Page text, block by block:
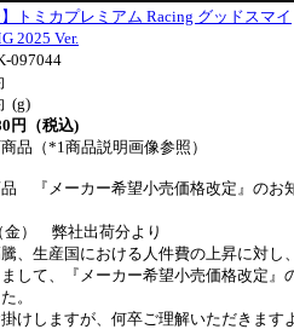
】トミカプレミアム Racing グッドスマイ
2025 Ver.
097044
（税込)
品（*1商品説明画像参照）
『メーカー希望小売価格改定』のお
金） 弊社出荷分より
、生産国における人件費の上昇に対し
して、『メーカー希望小売価格改定』
。
けしますが、何卒ご理解いただきます